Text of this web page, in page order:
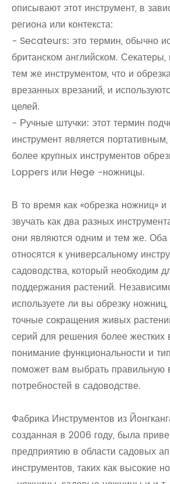
описывают этот инструмент, в
региона или контекста:
- Secateurs: это термин, обычно
британском английском. Секатеры,
тем же инструментом, что и
врезанных врезаний, и
целей.
- Ручные штучки: этот термин
инструмент является
более крупных инструментов
Loppers или Hege -ножницы.
В то время как «обрезка ножниц» и
звучать как два разных
они являются одним и тем же. Оба
относятся к универсальному
садоводства, который необходим
поддержания растений.
используете ли вы обрезку
точные сокращения живых
серий для решения более жестких
понимание функциональности и
поможет вам выбрать
потребностей в садоводстве.
Фабрика Инструментов из
созданная в 2006 году, была
предприятию в области садовых
инструментов, таких как высокие